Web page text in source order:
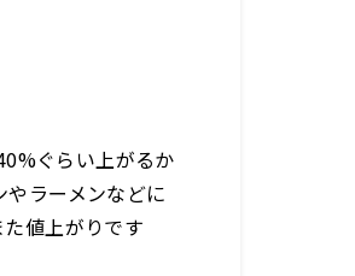
ぐらい上がるか
ラーメンなどに
値上がりです